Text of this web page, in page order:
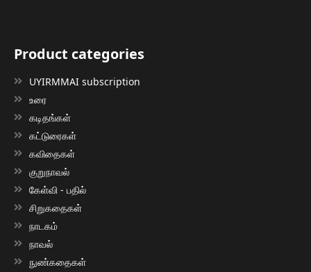
Product categories
UYIRMMAI subscription
உரை
கடிதங்கள்
கட்டுரைகள்
கவிதைகள்
குறுநாவல்
கேள்வி - பதில்
சிறுகதைகள்
நாடகம்
நாவல்
நுண்கதைகள்